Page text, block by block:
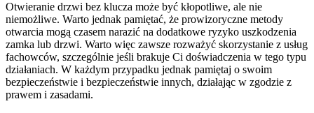
Otwieranie drzwi bez klucza może być kłopotliwe, ale nie
niemożliwe. Warto jednak pamiętać, że prowizoryczne metody
otwarcia mogą czasem narazić na dodatkowe ryzyko uszkodzenia
zamka lub drzwi. Warto więc zawsze rozważyć skorzystanie z usług
fachowców, szczególnie jeśli brakuje Ci doświadczenia w tego typu
działaniach. W każdym przypadku jednak pamiętaj o swoim
bezpieczeństwie i bezpieczeństwie innych, działając w zgodzie z
prawem i zasadami.